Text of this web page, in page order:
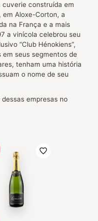
construída em
Aloxe-Corton, a
na França e a mais
a vinícola celebrou seu
“Club Hénokiens”,
seus segmentos de
tenham uma história
o nome de seu
empresas no